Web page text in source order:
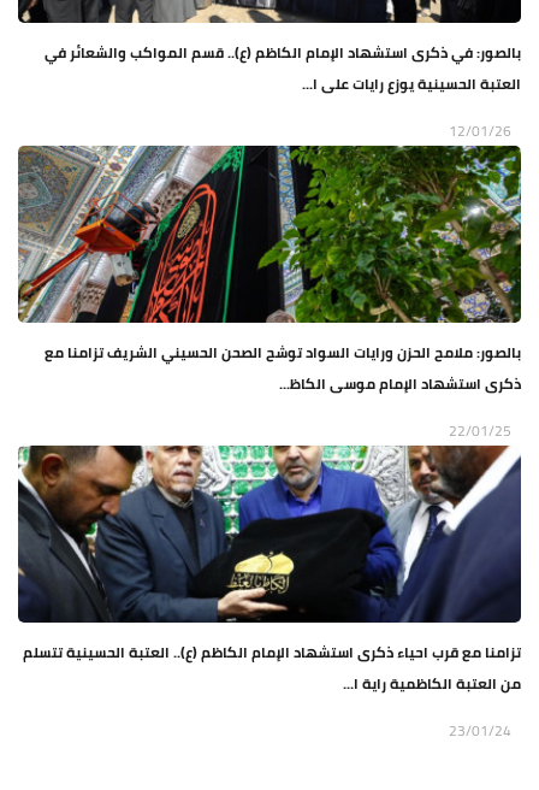
بالصور: في ذكرى استشهاد الإمام الكاظم (ع).. قسم المواكب والشعائر في
العتبة الحسينية يوزع رايات على ا...
12/01/26
بالصور: ملامح الحزن ورايات السواد توشح الصحن الحسيني الشريف تزامنا مع
ذكرى استشهاد الإمام موسى الكاظ...
22/01/25
تزامنا مع قرب احياء ذكرى استشهاد الإمام الكاظم (ع).. العتبة الحسينية تتسلم
من العتبة الكاظمية راية ا...
23/01/24